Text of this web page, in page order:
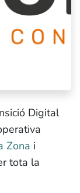
Digital
Zona i
tota la